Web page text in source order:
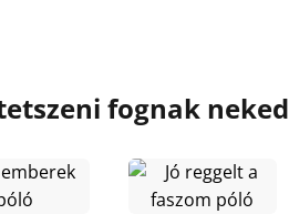
fognak neked